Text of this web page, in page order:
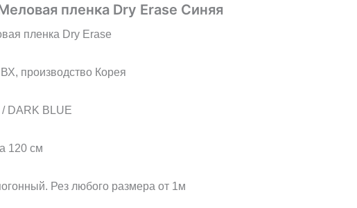
пленка Dry Erase Синяя
пленка Dry Erase
производство Корея
DARK BLUE
120 см
Рез любого размера от 1м